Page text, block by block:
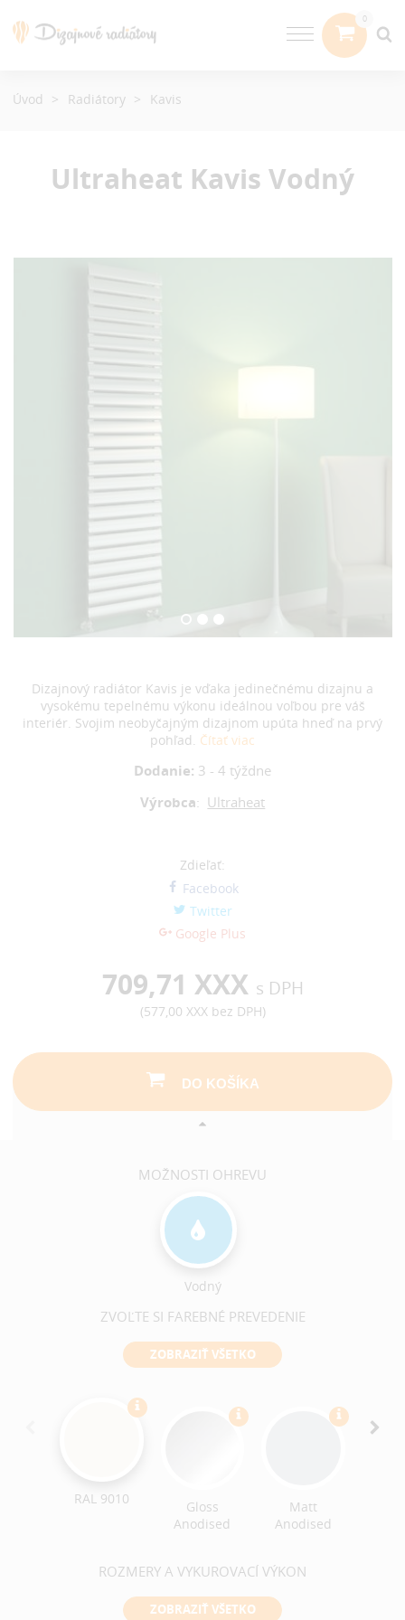
Ultraheat Kavis Vodný
Dizajnový radiátor Kavis je vďaka jedinečnému dizajnu a
vysokému tepelnému výkonu ideálnou voľbou pre váš
interiér. Svojim neobyčajným dizajnom upúta hneď na prvý
pohľad. Čítať viac
Dodanie: 3 - 4 týždne
Výrobca: Ultraheat
Zdieľať:
Facebook
Twitter
Google Plus
709,71 XXX s DPH
(577,00 XXXbez DPH)
DO KOŠÍKA
MOŽNOSTI OHREVU
Vodný
ZVOĽTE SI FAREBNÉ PREVEDENIE
ZOBRAZIŤ VŠETKO
RAL 9010
Gloss
Anodised
Matt
Anodised
ROZMERY A VYKUROVACÍ VÝKON
ZOBRAZIŤ VŠETKO
Úvod Radiátory Kavis